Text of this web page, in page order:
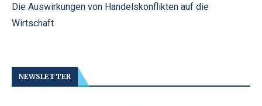
Die Auswirkungen von Handelskonflikten auf die
Wirtschaft
NEWSLETTER